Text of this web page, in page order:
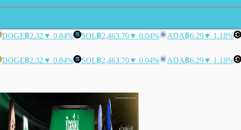
DOGE฿2.32 ▼ 0.84% SOL฿2,463.70▼ 0.04% ADA฿6.29▼ 1.18%
DOGE฿2.32 ▼ 0.84% SOL฿2,463.70▼ 0.04% ADA฿6.29▼ 1.18%